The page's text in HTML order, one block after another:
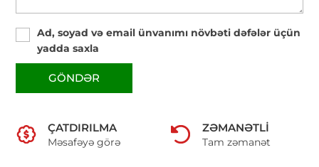
Ad, soyad və email ünvanımı növbəti dəfələr üçün
yadda saxla
GÖNDƏR
ÇATDIRILMA
Məsafəyə görə
ZƏMANƏTLI
Tam zəmanət